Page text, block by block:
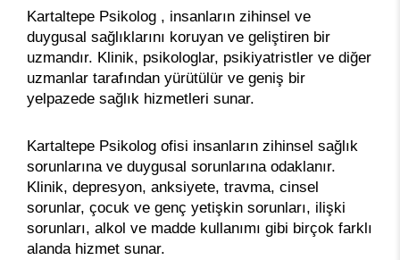
Kartaltepe Psikolog , insanların zihinsel ve
duygusal sağlıklarını koruyan ve geliştiren bir
uzmandır. Klinik, psikologlar, psikiyatristler ve diğer
uzmanlar tarafından yürütülür ve geniş bir
yelpazede sağlık hizmetleri sunar.
Kartaltepe Psikolog ofisi insanların zihinsel sağlık
sorunlarına ve duygusal sorunlarına odaklanır.
Klinik, depresyon, anksiyete, travma, cinsel
sorunlar, çocuk ve genç yetişkin sorunları, ilişki
sorunları, alkol ve madde kullanımı gibi birçok farklı
alanda hizmet sunar.